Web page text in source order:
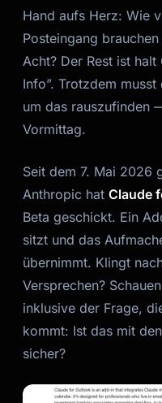
Hand aufs Herz: Wie
Posteingang
Acht? Der Rest ist
Info”. Trotzdem
um das rauszufinden
Vormittag.
Seit dem 7. Mai 2026
Anthropic hat Claude
Beta geschickt. Ein
sitzt und das
übernimmt. Klingt
Versprechen?
inklusive der Frage,
kommt: Ist das mit
sicher?